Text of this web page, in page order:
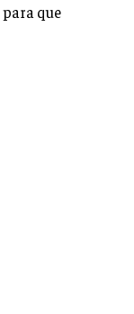
que